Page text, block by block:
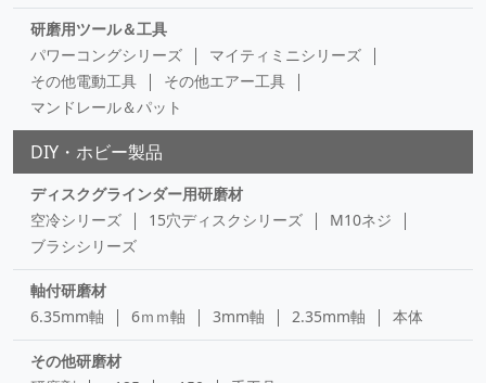
研磨用ツール＆工具
パワーコングシリーズ
マイティミニシリーズ
その他電動工具
その他エアー工具
マンドレール＆パット
DIY・ホビー製品
ディスクグラインダー用研磨材
空冷シリーズ
15穴ディスクシリーズ
M10ネジ
ブラシシリーズ
軸付研磨材
6.35mm軸
6ｍｍ軸 3mm軸 2.35mm軸 本体
その他研磨材